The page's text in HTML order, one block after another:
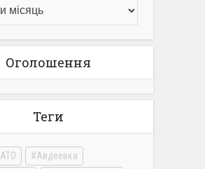
Оголошення
Теги
АТО
Авдеевка